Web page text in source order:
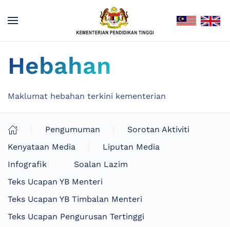
Hebahan
Maklumat hebahan terkini kementerian
Pengumuman
Sorotan Aktiviti
Kenyataan Media
Liputan Media
Infografik
Soalan Lazim
Teks Ucapan YB Menteri
Teks Ucapan YB Timbalan Menteri
Teks Ucapan Pengurusan Tertinggi